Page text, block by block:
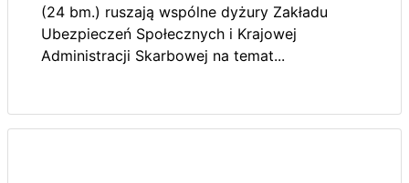
(24 bm.) ruszają wspólne dyżury Zakładu
Ubezpieczeń Społecznych i Krajowej
Administracji Skarbowej na temat...